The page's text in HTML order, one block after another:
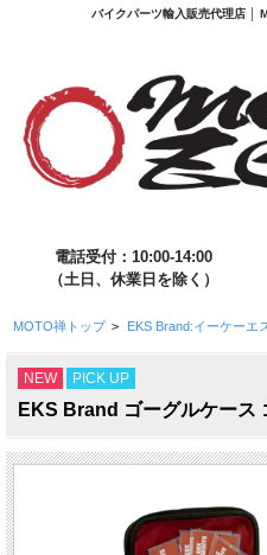
バイクパーツ輸入販売代理店 │
電話受付：10:00-14:00
（土日、休業日を除く）
MOTO禅トップ > EKS Brand:イーケーエ
NEW PICK UP
EKS Brand ゴーグルケース